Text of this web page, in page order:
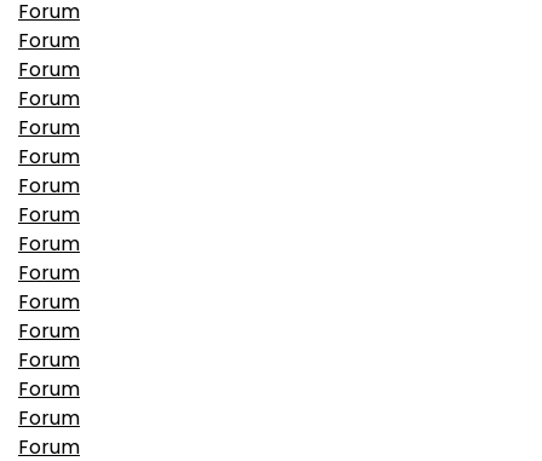
Forum
Forum
Forum
Forum
Forum
Forum
Forum
Forum
Forum
Forum
Forum
Forum
Forum
Forum
Forum
Forum